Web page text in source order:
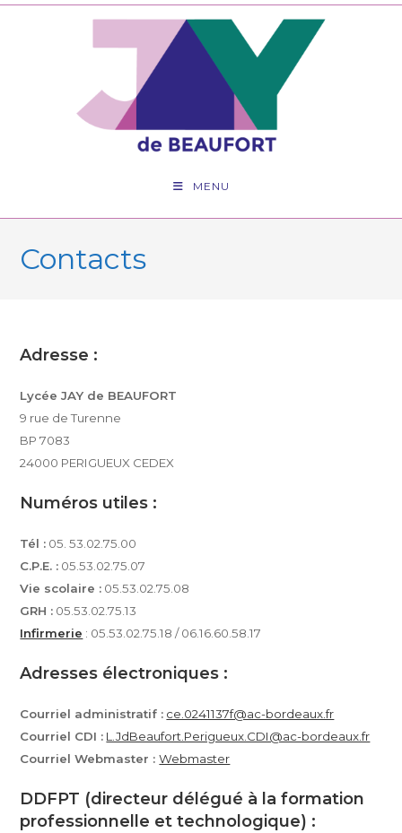
Skip
MENU
Contacts
Adresse :
Lycée JAY de BEAUFORT
9 rue de Turenne
BP 7083
24000 PERIGUEUX CEDEX
Numéros utiles :
Tél : 05. 53.02.75.00
C.P.E. : 05.53.02.75.07
Vie scolaire : 05.53.02.75.08
GRH : 05.53.02.75.13
Infirmerie : 05.53.02.75.18 / 06.16.60.58.17
Adresses électroniques :
Courriel administratif : ce.0241137f@ac-bordeaux.fr
Courriel CDI : L.JdBeaufort.Perigueux.CDI@ac-bordeaux.fr
Courriel Webmaster :Webmaster
DDFPT (directeur délégué à la formation
professionnelle et technologique) :